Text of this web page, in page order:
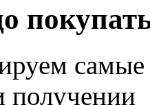
получении